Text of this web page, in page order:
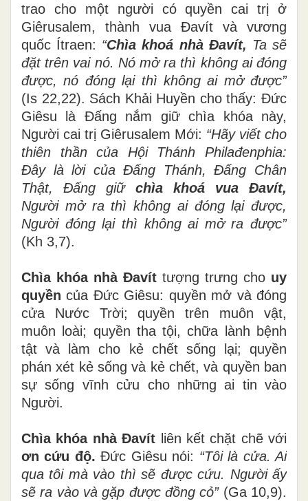
trao cho một người có quyền cai trị ở
Giêrusalem, thành vua Đavít và vương
quốc Ítraen: “Chìa khoá nhà Đavít, Ta sẽ
đặt trên vai nó. Nó mở ra thì không ai đóng
được, nó đóng lại thì không ai mở được”
(Is 22,22). Sách Khải Huyền cho thấy: Đức
Giêsu là Đấng nắm giữ chìa khóa này,
Người cai trị Giêrusalem Mới: “Hãy viết cho
thiên thần của Hội Thánh Philađenphia:
Đây là lời của Đấng Thánh, Đấng Chân
Thật, Đấng giữ chìa khoá vua Đavít,
Người mở ra thì không ai đóng lại được,
Người đóng lại thì không ai mở ra được”
(Kh 3,7).
Chìa khóa nhà Đavít tượng trưng cho uy
quyền của Đức Giêsu: quyền mở và đóng
cửa Nước Trời; quyền trên muôn vật,
muôn loài; quyền tha tội, chữa lành bệnh
tật và làm cho kẻ chết sống lại; quyền
phán xét kẻ sống và kẻ chết, và quyền ban
sự sống vĩnh cửu cho những ai tin vào
Người.
Chìa khóa nhà Đavít liên kết chặt chẽ với
ơn cứu độ. Đức Giêsu nói: “Tôi là cửa. Ai
qua tôi mà vào thì sẽ được cứu. Người ấy
sẽ ra vào và gặp được đồng cỏ”(Ga 10,9).